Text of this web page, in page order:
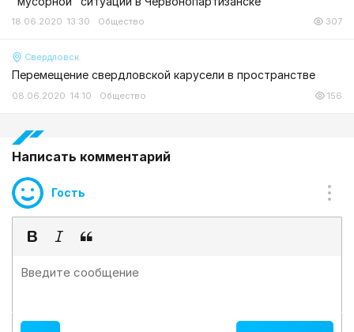
18.06.2020 13:30 Общество 307
Свердловск
Перемещение свердловской карусели в пространстве
08.06.2020 14:10 Общество 156
Написать комментарий
Гость